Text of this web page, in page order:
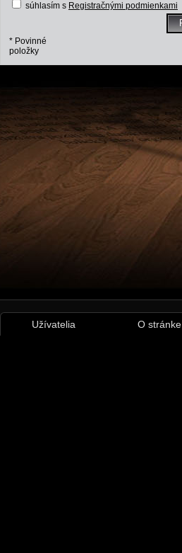
súhlasím s Registračnými podmienkami
* Povinné
položky
Užívatelia O stránke